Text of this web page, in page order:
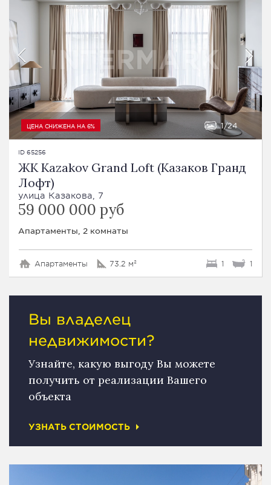
ЦЕНА СНИЖЕНА НА 6% 1 24
ID 65256
ЖК Kazakov Grand Loft (Казаков Гранд
Лофт)
улица Казакова, 7
59 000 000 руб
Апартаменты, 2 комнаты
Апартаменты 73.2 м² 1 1
Вы владелец
недвижимости?
Узнайте, какую выгоду Вы можете
получить от реализации Вашего
объекта
УЗНАТЬ СТОИМОСТЬ